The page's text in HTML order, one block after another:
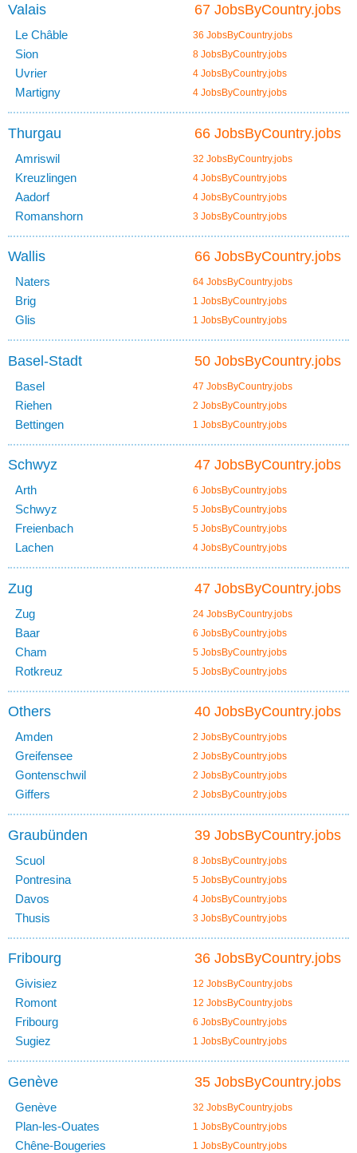
67 JobsByCountry.jobs
Valais
Le Châble 36 JobsByCountry.jobs
Sion 8 JobsByCountry.jobs
Uvrier 4 JobsByCountry.jobs
Martigny 4 JobsByCountry.jobs
66 JobsByCountry.jobs
Thurgau
Amriswil 32 JobsByCountry.jobs
Kreuzlingen 4 JobsByCountry.jobs
Aadorf 4 JobsByCountry.jobs
Romanshorn 3 JobsByCountry.jobs
66 JobsByCountry.jobs
Wallis
Naters 64 JobsByCountry.jobs
Brig 1 JobsByCountry.jobs
Glis 1 JobsByCountry.jobs
50 JobsByCountry.jobs
Basel-Stadt
Basel 47 JobsByCountry.jobs
Riehen 2 JobsByCountry.jobs
Bettingen 1 JobsByCountry.jobs
47 JobsByCountry.jobs
Schwyz
Arth 6 JobsByCountry.jobs
Schwyz 5 JobsByCountry.jobs
Freienbach 5 JobsByCountry.jobs
Lachen 4 JobsByCountry.jobs
47 JobsByCountry.jobs
Zug
Zug 24 JobsByCountry.jobs
Baar 6 JobsByCountry.jobs
Cham 5 JobsByCountry.jobs
Rotkreuz 5 JobsByCountry.jobs
40 JobsByCountry.jobs
Others
Amden 2 JobsByCountry.jobs
Greifensee 2 JobsByCountry.jobs
Gontenschwil 2 JobsByCountry.jobs
Giffers 2 JobsByCountry.jobs
39 JobsByCountry.jobs
Graubünden
Scuol 8 JobsByCountry.jobs
Pontresina 5 JobsByCountry.jobs
Davos 4 JobsByCountry.jobs
Thusis 3 JobsByCountry.jobs
36 JobsByCountry.jobs
Fribourg
Givisiez 12 JobsByCountry.jobs
Romont 12 JobsByCountry.jobs
Fribourg 6 JobsByCountry.jobs
Sugiez 1 JobsByCountry.jobs
35 JobsByCountry.jobs
Genève
Genève 32 JobsByCountry.jobs
Plan-les-Ouates 1 JobsByCountry.jobs
Chêne-Bougeries 1 JobsByCountry.jobs